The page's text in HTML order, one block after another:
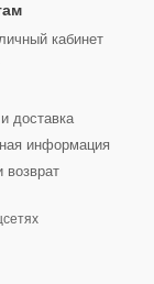
кабинет
доставка
информация